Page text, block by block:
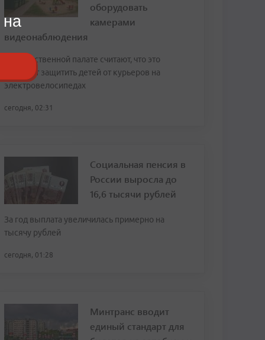
оборудовать
камерами
видеонаблюдения
В Общественной палате считают, что это
поможет защитить детей от курьеров на
электровелосипедах
сегодня, 02:31
Социальная пенсия в
России выросла до
16,6 тысячи рублей
За год выплата увеличилась примерно на
тысячу рублей
сегодня, 01:28
Минтранс вводит
единый стандарт для